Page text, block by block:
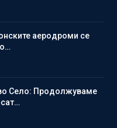
аеродроми се
Село: Продолжуваме